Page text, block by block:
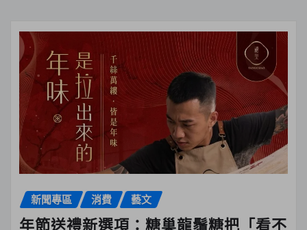
新聞專區 消費 藝文
年節送禮新選項：糖巢龍鬚糖把「看不